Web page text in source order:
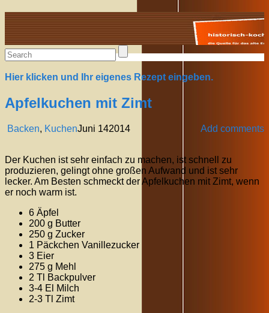
Alte Rezepte online
Hier klicken und Ihr eigenes Rezept eingeben.
Apfelkuchen mit Zimt
Backen, Kuchen Add comments
Juni 142014
Der Kuchen ist sehr einfach zu machen, ist schnell zu
produzieren, gelingt ohne großen Aufwand und ist sehr
lecker. Am Besten schmeckt der Apfelkuchen mit Zimt, wenn
er noch warm ist.
6 Äpfel
200 g Butter
250 g Zucker
1 Päckchen Vanillezucker
3 Eier
275 g Mehl
2 Tl Backpulver
3-4 El Milch
2-3 Tl Zimt